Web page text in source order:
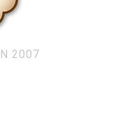
2007